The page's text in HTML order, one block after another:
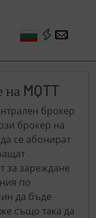
MQTT
брокер
брокер на
се абонират
за зареждане
по
да бъде
също така да